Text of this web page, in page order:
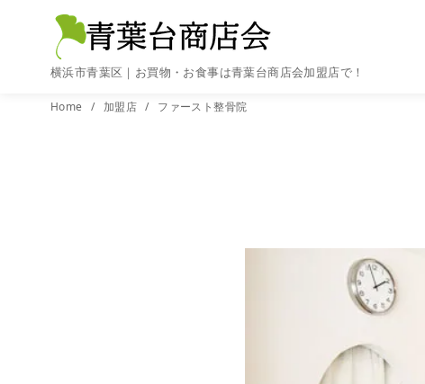
横浜市青葉区｜お買物・お食事は青葉台商店会加盟店で！
Home 加盟店 ファースト整骨院